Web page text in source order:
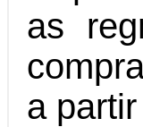
as
a